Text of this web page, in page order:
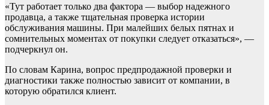
«Тут работает только два фактора — выбор надежного
продавца, а также тщательная проверка истории
обслуживания машины. При малейших белых пятнах и
сомнительных моментах от покупки следует отказаться», —
подчеркнул он.
По словам Карина, вопрос предпродажной проверки и
диагностики также полностью зависит от компании, в
которую обратился клиент.